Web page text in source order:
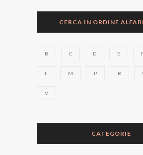
CERCA IN ORDINE
B C D E
L M P R
V
CATEGORIE